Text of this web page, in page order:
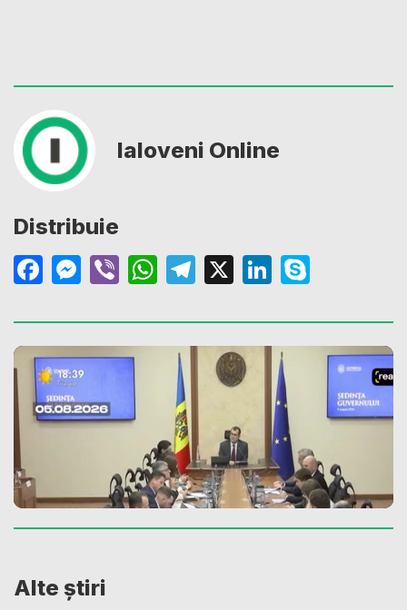
Ialoveni Online
Distribuie
Facebook
Messenger
ViberWhatsApp
Telegram
X LinkedIn
Alte știri